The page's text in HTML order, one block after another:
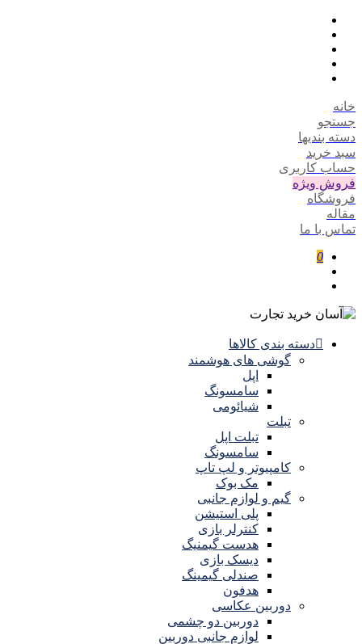
خانه
جستجو
دسته بندیها
سبد خرید
حساب کاربری
فروش ویژه
فروشگاه
مقاله
تماس با ما
0
دسته بندی کالاها
گوشی های هوشمند
اپل
سامسونگ
شیائومی
تبلت
تبلت اپل
سامسونگ
کامپیوتر و لپ تاپ
مک بوک
گیم و لوازم جانبی
پلی استیشن
کنترلر بازی
هدست گیمنیگ
دیسک بازی
صندلی گیمینگ
هدفون
دوربین عکاسی
دوربین دو چشمی
لوازم جانبی دوربین